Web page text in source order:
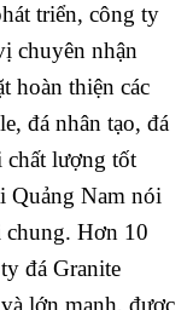
triển, công ty
chuyên nhận
hoàn thiện các
đá nhân tạo, đá
lượng tốt
Quảng Nam nói
chung. Hơn 10
đá Granite
lớn mạnh, được